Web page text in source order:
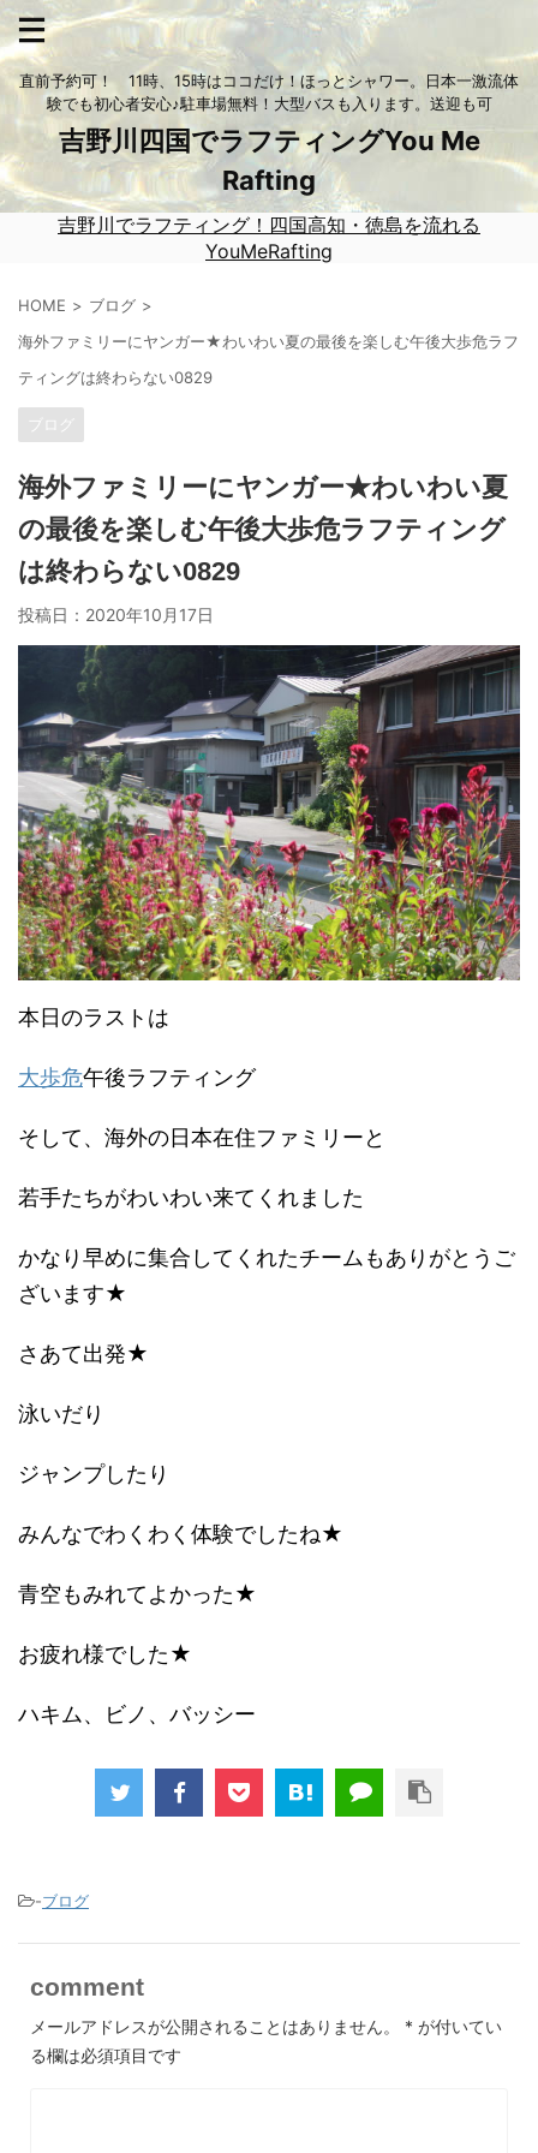
直前予約可！ 11時、15時はココだけ！ほっとシャワー。日本一激流体
験でも初心者安心♪駐車場無料！大型バスも入ります。送迎も可
吉野川四国でラフティングYou Me
Rafting
吉野川でラフティング！四国高知・徳島を流れる
YouMeRafting
HOME
ブログ
海外ファミリーにヤンガー★わいわい夏の最後を楽しむ午後大歩危ラフ
ティングは終わらない0829
ブログ
海外ファミリーにヤンガー★わいわい夏
の最後を楽しむ午後大歩危ラフティング
は終わらない0829
投稿日： 2020年10月17日
本日のラストは
大歩危午後ラフティング
そして、海外の日本在住ファミリーと
若手たちがわいわい来てくれました
かなり早めに集合してくれたチームもありがとうご
ざいます★
さあて出発★
泳いだり
ジャンプしたり
みんなでわくわく体験でしたね★
青空もみれてよかった★
お疲れ様でした★
ハキム、ビノ、バッシー
-ブログ
comment
メールアドレスが公開されることはありません。 * が付いてい
る欄は必須項目です